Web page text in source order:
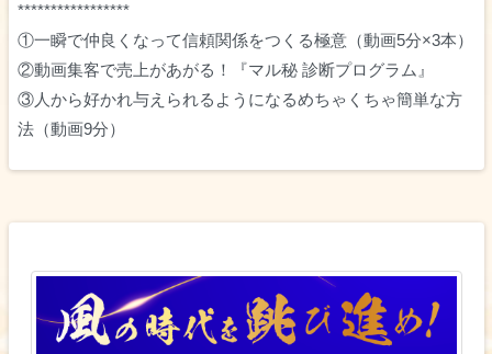
*****************
①一瞬で仲良くなって信頼関係をつくる極意（動画5分×3本）
②動画集客で売上があがる！『マル秘 診断プログラム』
③人から好かれ与えられるようになるめちゃくちゃ簡単な方
法（動画9分）